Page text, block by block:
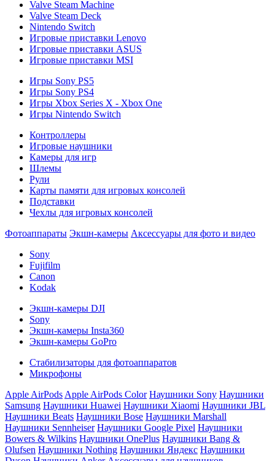
Valve Steam Machine
Valve Steam Deck
Nintendo Switch
Игровые приставки Lenovo
Игровые приставки ASUS
Игровые приставки MSI
Игры Sony PS5
Игры Sony PS4
Игры Xbox Series X - Xbox One
Игры Nintendo Switch
Контроллеры
Игровые наушники
Камеры для игр
Шлемы
Рули
Карты памяти для игровых консолей
Подставки
Чехлы для игровых консолей
Фотоаппараты Экшн-камеры Аксессуары для фото и видео
Sony
Fujifilm
Canon
Kodak
Экшн-камеры DJI
Sony
Экшн-камеры Insta360
Экшн-камеры GoPro
Стабилизаторы для фотоаппаратов
Микрофоны
Apple AirPods Apple AirPods Color Наушники Sony Наушники
Samsung Наушники Huawei Наушники Xiaomi Наушники JBL
Наушники Beats Наушники Bose Наушники Marshall
Наушники Sennheiser Наушники Google Pixel Наушники
Bowers & Wilkins Наушники OnePlus Наушники Bang &
Olufsen Наушники Nothing Наушники Яндекс Наушники